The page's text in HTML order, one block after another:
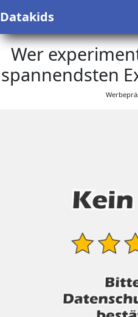
Datakids
Wer
spannendsten